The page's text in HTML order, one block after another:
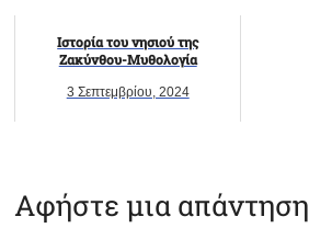
Ιστορία του νησιού της
Ζακύνθου-Μυθολογία
3 Σεπτεμβρίου, 2024
Αφήστε μια απάντηση